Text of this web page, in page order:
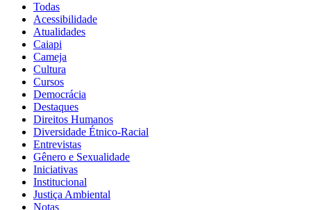
Todas
Acessibilidade
Atualidades
Caiapi
Cameja
Cultura
Cursos
Democrácia
Destaques
Direitos Humanos
Diversidade Étnico-Racial
Entrevistas
Gênero e Sexualidade
Iniciativas
Institucional
Justiça Ambiental
Notas